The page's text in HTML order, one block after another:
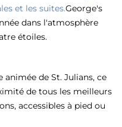
et les suites.George's
dans l'atmosphère
étoiles.
de St. Julians, ce
de tous les meilleurs
accessibles à pied ou